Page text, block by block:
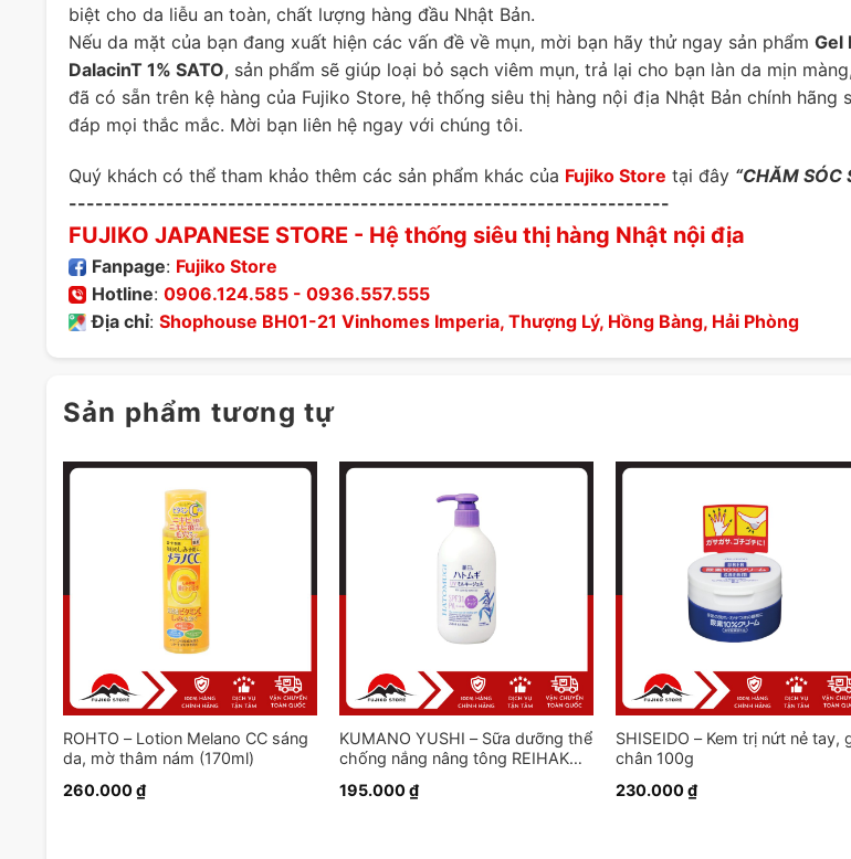
biệt cho da liễu an toàn, chất lượng hàng đầu Nhật Bản.
Nếu da mặt của bạn đang xuất hiện các vấn đề về mụn, mời bạn hãy thử ngay sản phẩm Gel
DalacinT 1% SATO, sản phẩm sẽ giúp loại bỏ sạch viêm mụn, trả lại cho bạn làn da mịn
đã có sẵn trên kệ hàng của Fujiko Store, hệ thống siêu thị hàng nội địa Nhật Bản chính hãng
đáp mọi thắc mắc. Mời bạn liên hệ ngay với chúng tôi.
Quý khách có thể tham khảo thêm các sản phẩm khác của Fujiko Store tại đây “CHĂM SÓC
--------------------------------------------------------------------
FUJIKO JAPANESE STORE - Hệ thống siêu thị hàng Nhật nội địa
Fanpage: Fujiko Store
Hotline: 0906.124.585 - 0936.557.555
Địa chỉ: Shophouse BH01-21 Vinhomes Imperia, Thượng Lý, Hồng Bàng, Hải Phòng
Sản phẩm tương tự
ROHTO – Lotion Melano CC sáng
da, mờ thâm nám (170ml)
260.000₫
KUMANO YUSHI – Sữa dưỡng thể
chống nắng nâng tông REIHAKU
195.000₫
SHISEIDO – Kem trị nứt nẻ tay,
chân 100g
230.000₫